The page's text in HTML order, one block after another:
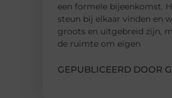
een formele bijeenkomst.
steun bij elkaar vinden en
groots en uitgebreid zijn,
de ruimte om eigen
GEPUBLICEERD DOOR